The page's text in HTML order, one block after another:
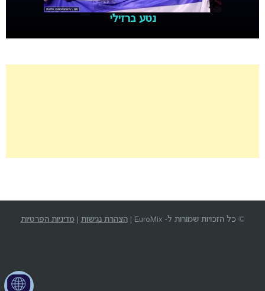
נטע ברזילי
© כל הזכויות שמורות ל- EuroMix | הצהרת נגישות| מדיניות הפרטיות